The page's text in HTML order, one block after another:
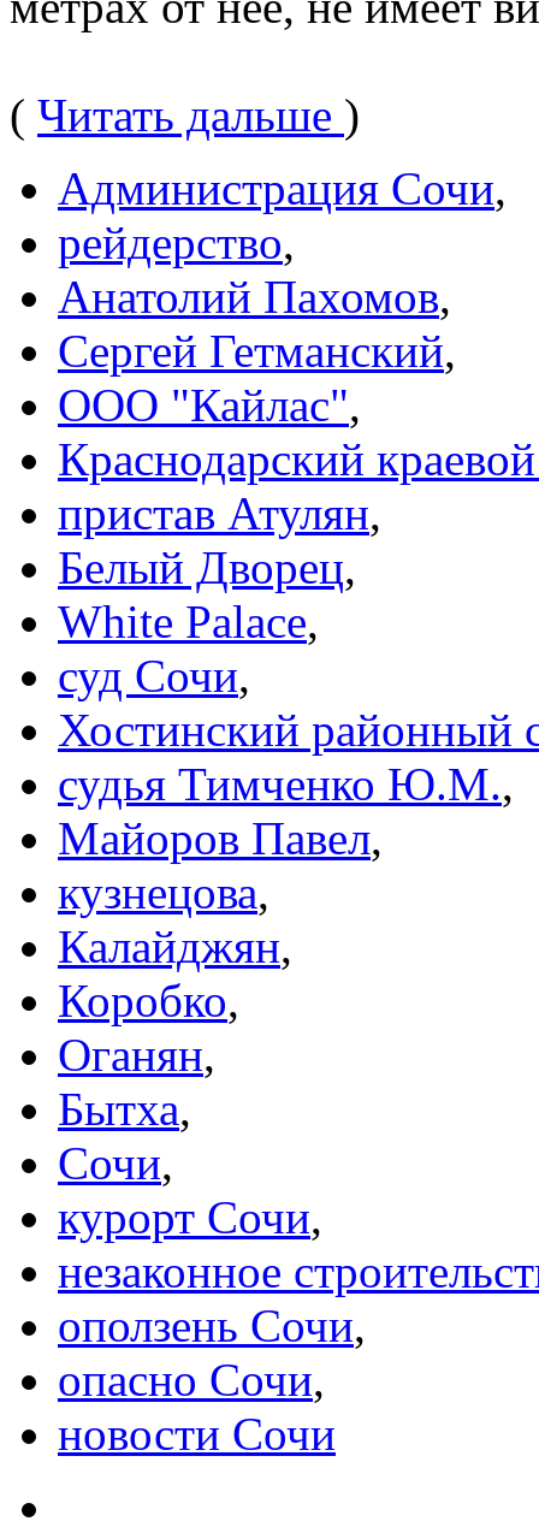
( Читать дальше )
Администрация Сочи,
рейдерство,
Анатолий Пахомов,
Сергей Гетманский,
ООО "Кайлас",
Краснодарский
пристав Атулян,
Белый Дворец,
White Palace,
суд Сочи,
Хостинский районный
судья Тимченко Ю.М.,
Майоров Павел,
кузнецова,
Калайджян,
Коробко,
Оганян,
Бытха,
Сочи,
курорт Сочи,
незаконное
оползень Сочи,
опасно Сочи,
новости Сочи